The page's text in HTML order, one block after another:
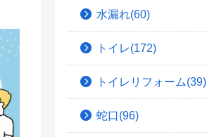
水漏れ(60)
トイレ(172)
トイレリフォーム(39)
蛇口(96)